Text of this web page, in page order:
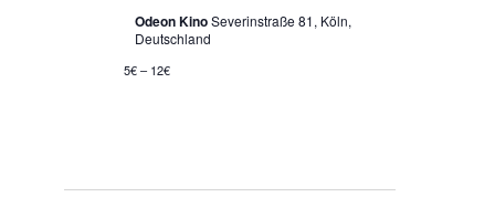
Odeon KinoSeverinstraße 81, Köln,
Deutschland
5€ – 12€